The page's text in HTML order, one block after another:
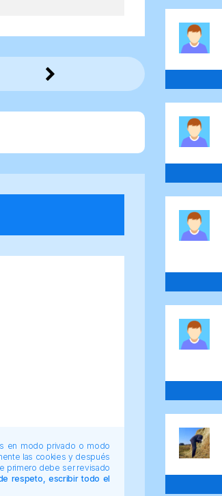
en modo privado o modo
las cookies y después
primero debe ser revisado
respeto, escribir todo el